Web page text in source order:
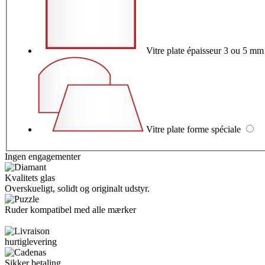
Vitre plate épaisseur 3 ou 5
Vitre plate forme spéciale
Ingen engagementer
Kvalitets glas
Overskueligt, solidt og originalt udstyr.
Ruder kompatibel med alle mærker
hurtiglevering
Sikker betaling